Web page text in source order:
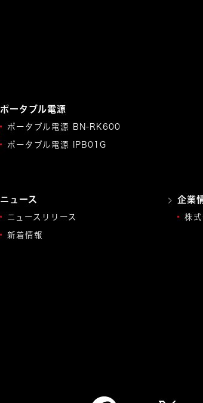
ポータブル電源
ポータブル電源 BN-RK600
ポータブル電源 IPB01G
ニュース
ニュースリリース
新着情報
企業
株